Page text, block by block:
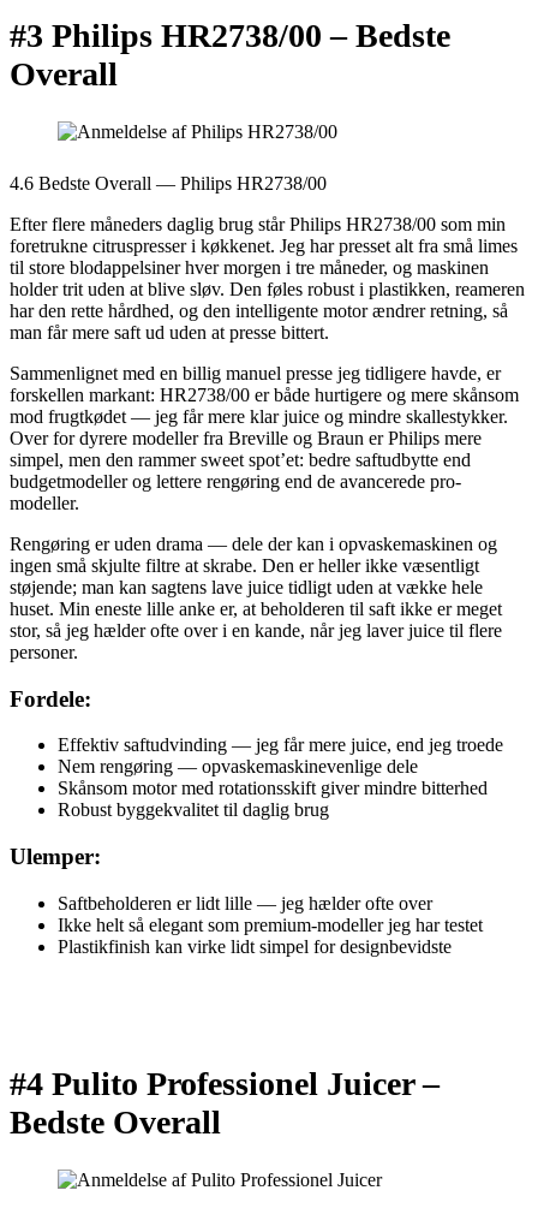
#3 Philips HR2738/00 –Bedste
Overall
4.6 Bedste Overall — Philips HR2738/00
Efter flere måneders daglig brug står Philips HR2738/00 som min
foretrukne citruspresser i køkkenet. Jeg har presset alt fra små limes
til store blodappelsiner hver morgen i tre måneder, og maskinen
holder trit uden at blive sløv. Den føles robust i plastikken, reameren
har den rette hårdhed, og den intelligente motor ændrer retning, så
man får mere saft ud uden at presse bittert.
Sammenlignet med en billig manuel presse jeg tidligere havde, er
forskellen markant: HR2738/00 er både hurtigere og mere skånsom
mod frugtkødet — jeg får mere klar juice og mindre skallestykker.
Over for dyrere modeller fra Breville og Braun er Philips mere
simpel, men den rammer sweet spot’et: bedre saftudbytte end
budgetmodeller og lettere rengøring end de avancerede pro-
modeller.
Rengøring er uden drama — dele der kan i opvaskemaskinen og
ingen små skjulte filtre at skrabe. Den er heller ikke væsentligt
støjende; man kan sagtens lave juice tidligt uden at vække hele
huset. Min eneste lille anke er, at beholderen til saft ikke er meget
stor, så jeg hælder ofte over i en kande, når jeg laver juice til flere
personer.
Fordele:
Effektiv saftudvinding — jeg får mere juice, end jeg troede
Nem rengøring — opvaskemaskinevenlige dele
Skånsom motor med rotationsskift giver mindre bitterhed
Robust byggekvalitet til daglig brug
Ulemper:
Saftbeholderen er lidt lille — jeg hælder ofte over
Ikke helt så elegant som premium-modeller jeg har testet
Plastikfinish kan virke lidt simpel for designbevidste
#4 Pulito Professionel Juicer –
Bedste Overall